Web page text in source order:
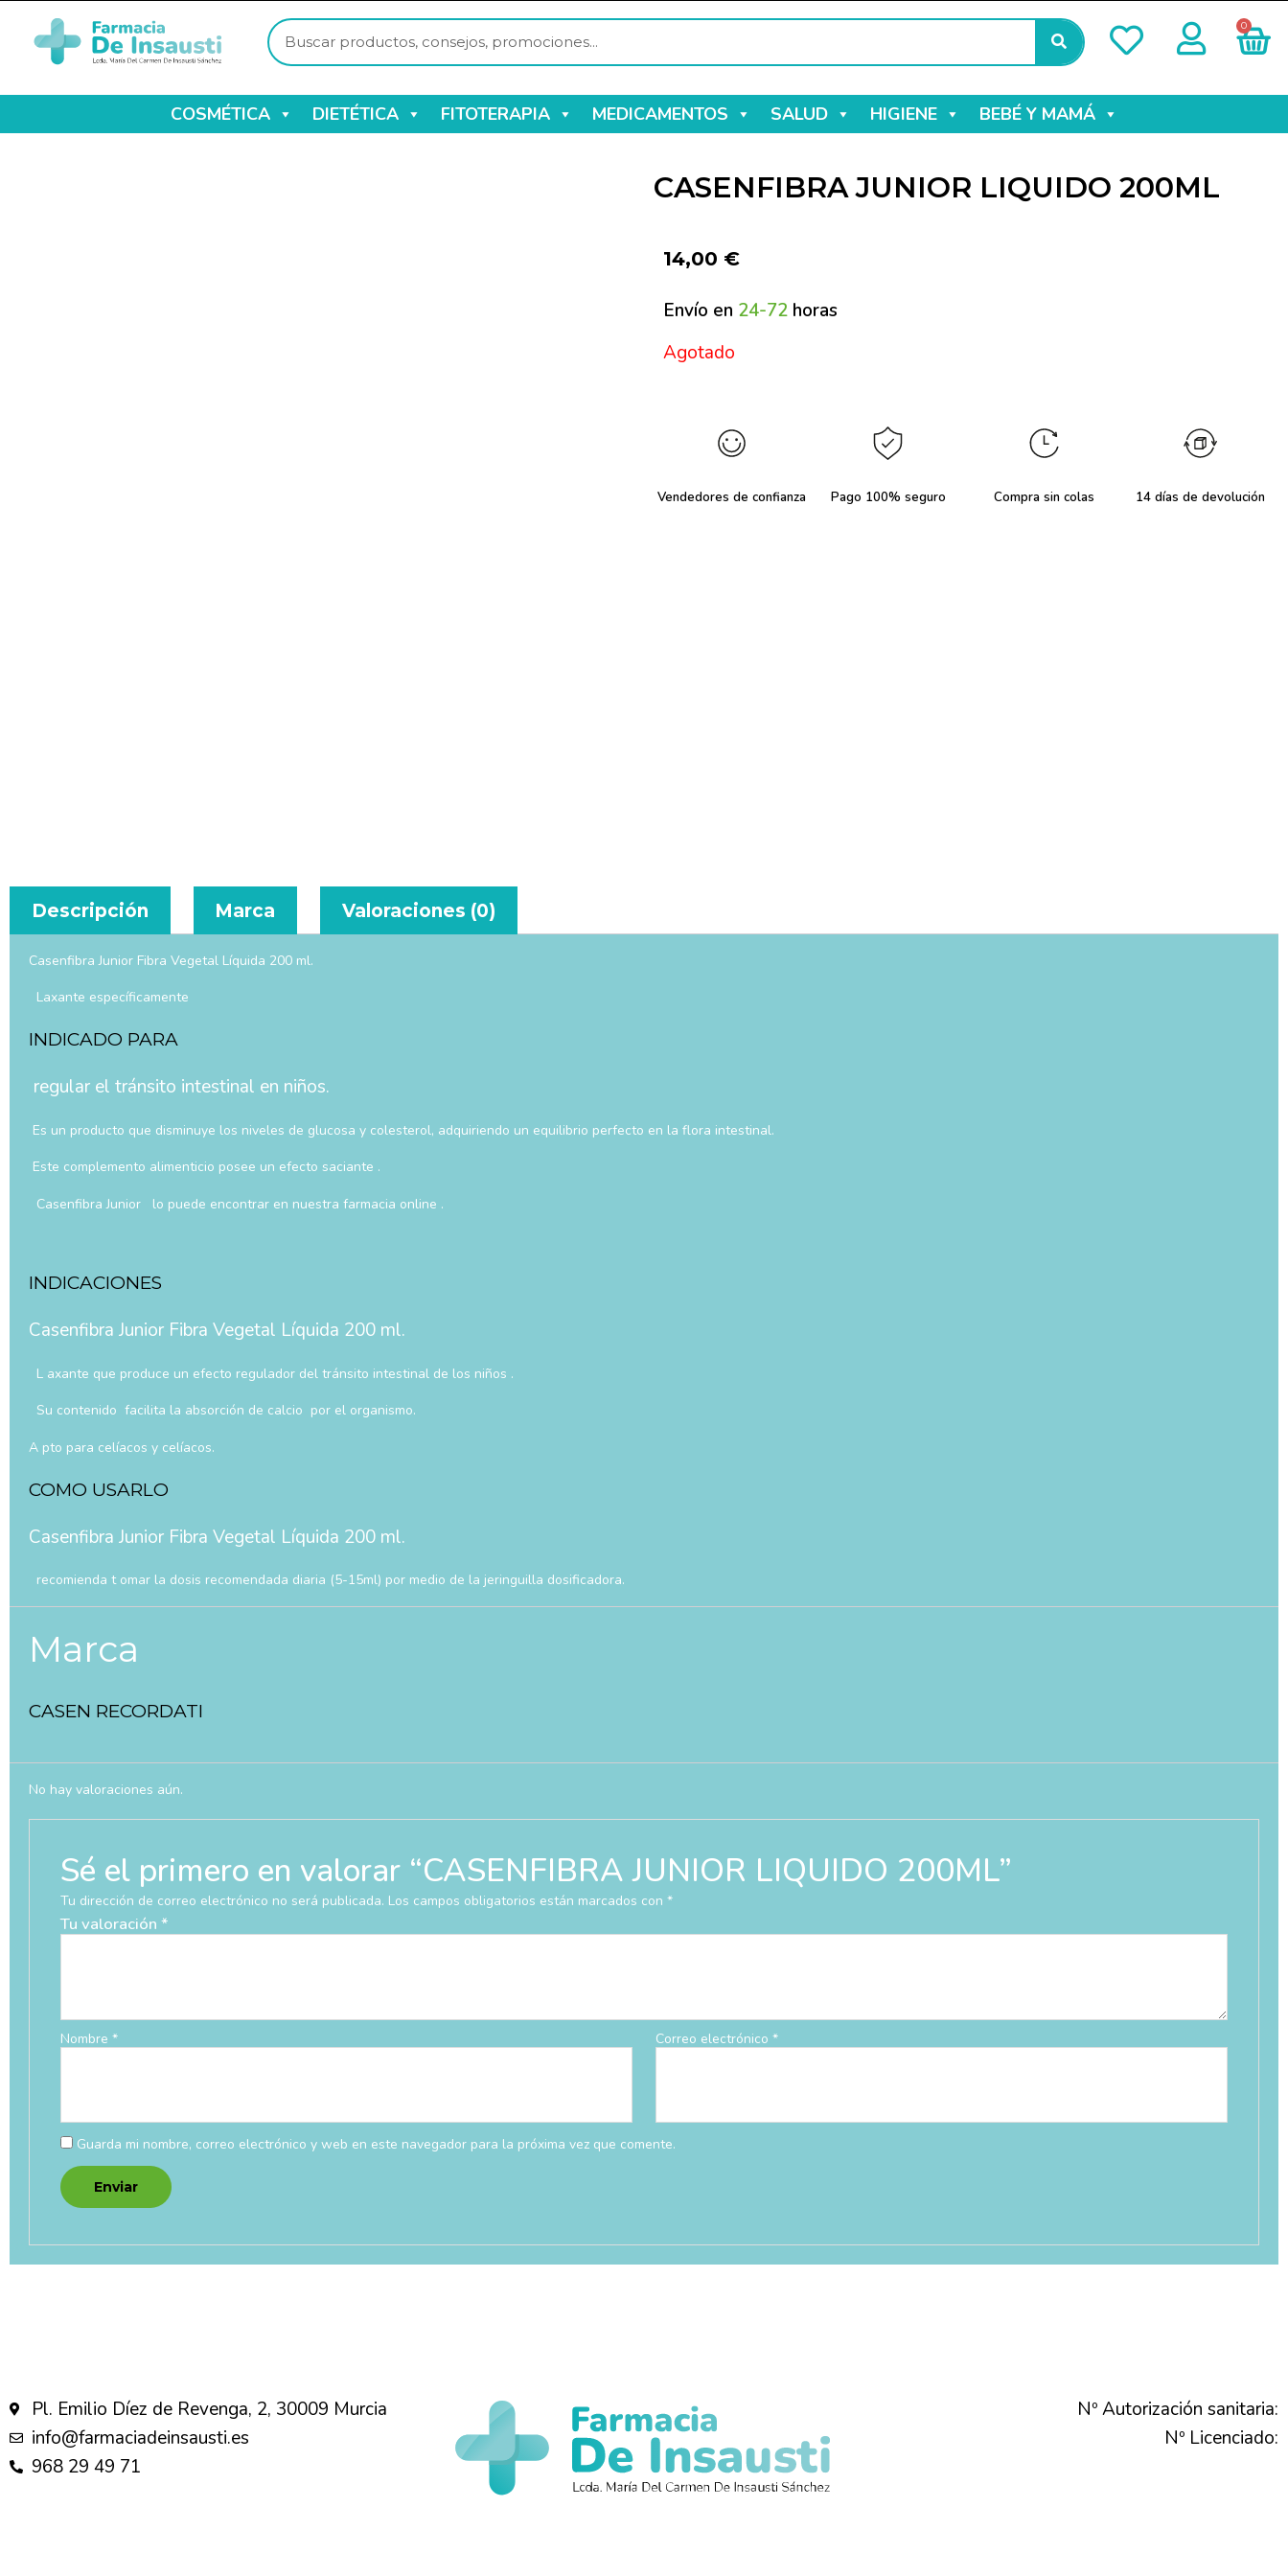
0
COSMÉTICA DIETÉTICA FITOTERAPIA MEDICAMENTOS SALUD HIGIENE BEBÉ Y MAMÁ
CASENFIBRA JUNIOR LIQUIDO 200ML
14,00 €
Envío en 24-72 horas
Agotado
Vendedores de confianza Pago 100% seguro Compra sin colas 14 días de devolución
Descripción Marca Valoraciones (0)
Casenfibra Junior Fibra Vegetal Líquida 200 ml.
Laxante específicamente
INDICADO PARA
regular el tránsito intestinal en niños.
Es un producto que disminuye los niveles de glucosa y colesterol, adquiriendo un equilibrio perfecto en la flora intestinal.
Este complemento alimenticio posee un efecto saciante .
Casenfibra Junior lo puede encontrar en nuestra farmacia online .
INDICACIONES
Casenfibra Junior Fibra Vegetal Líquida 200 ml.
L axante que produce un efecto regulador del tránsito intestinal de los niños .
Su contenido facilita la absorción de calcio por el organismo.
A pto para celíacos y celíacos.
COMO USARLO
Casenfibra Junior Fibra Vegetal Líquida 200 ml.
recomienda t omar la dosis recomendada diaria (5-15ml) por medio de la jeringuilla dosificadora.
Marca
CASEN RECORDATI
No hay valoraciones aún.
Sé el primero en valorar “CASENFIBRA JUNIOR LIQUIDO 200ML”
Tu dirección de correo electrónico no será publicada. Los campos obligatorios están marcados con *
Tu valoración *
Nombre * Correo electrónico*
Guarda mi nombre, correo electrónico y web en este navegador para la próxima vez que comente.
Pl. Emilio Díez de Revenga, 2, 30009 Murcia
info@farmaciadeinsausti.es
968 29 49 71
Nº Autorización sanitaria:
Nº Licenciado: